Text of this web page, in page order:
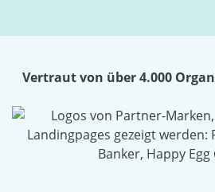
Vertraut von über 4.000